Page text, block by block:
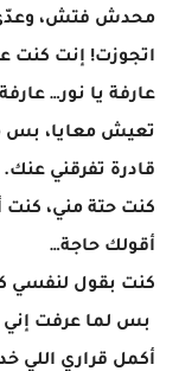
محدش فتش، وعدّى
اتجوزت! إنت كنت
عارفة يا نور…
تعيش معايا، بس
قادرة تفرقني عنك.
كنت حتة مني،
أقولك حاجة…
كنت بقول لنفسي
بس لما عرفت إني
أكمل قراري